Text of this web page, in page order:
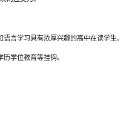
言学习具有浓厚兴趣的高中在读学生。
学位教育等挂钩。